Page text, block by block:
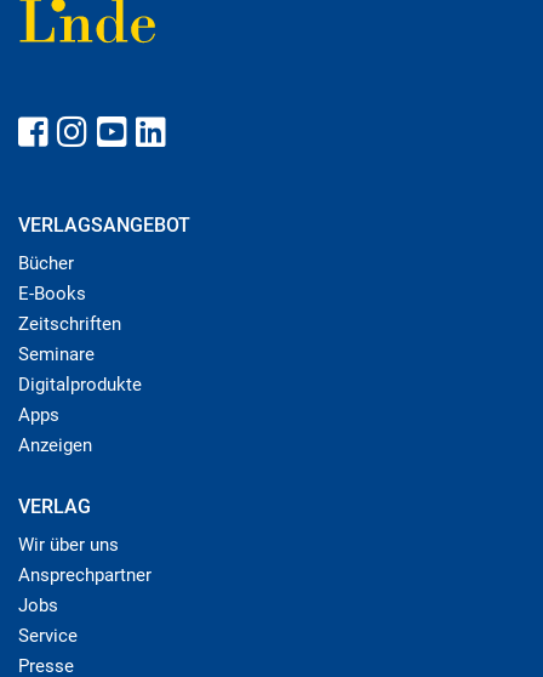
VERLAGSANGEBOT
Bücher
E-Books
Zeitschriften
Seminare
Digitalprodukte
Apps
Anzeigen
VERLAG
Wir über uns
Ansprechpartner
Jobs
Service
Presse